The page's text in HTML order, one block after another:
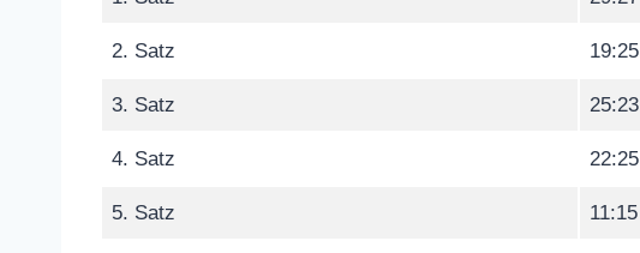
2. Satz 19:25
3. Satz 25:23
4. Satz 22:25
5. Satz 11:15